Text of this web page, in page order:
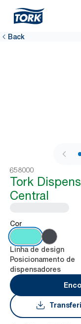
Back
658000
Tork
Central
Cor
Linha de design
Posicionamento de
dispensadores